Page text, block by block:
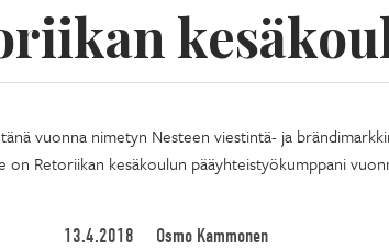
vuonna nimetyn Nesteen viestintä- ja
Retoriikan kesäkoulun pääyhteistyökumppani
13.4.2018 Osmo Kammonen